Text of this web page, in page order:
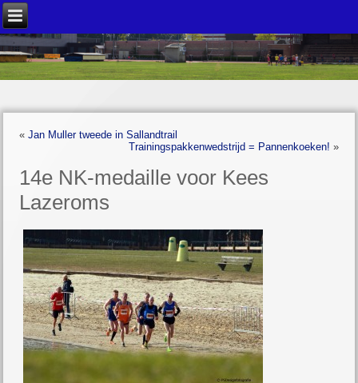
«Jan Muller tweede in Sallandtrail
Trainingspakkenwedstrijd = Pannenkoeken! »
14e NK-medaille voor Kees
Lazeroms